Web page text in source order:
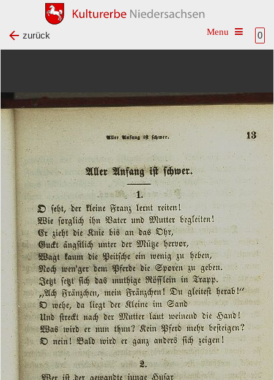
0
Toggle
zurück